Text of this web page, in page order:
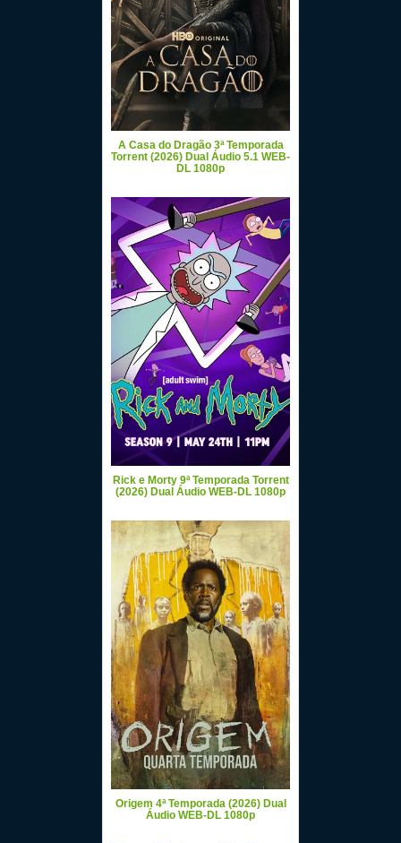
A Casa do Dragão 3ª Temporada
Torrent (2026) Dual Áudio 5.1 WEB-
DL 1080p
Rick e Morty 9ª Temporada Torrent
(2026) Dual Áudio WEB-DL 1080p
Origem 4ª Temporada (2026) Dual
Áudio WEB-DL 1080p